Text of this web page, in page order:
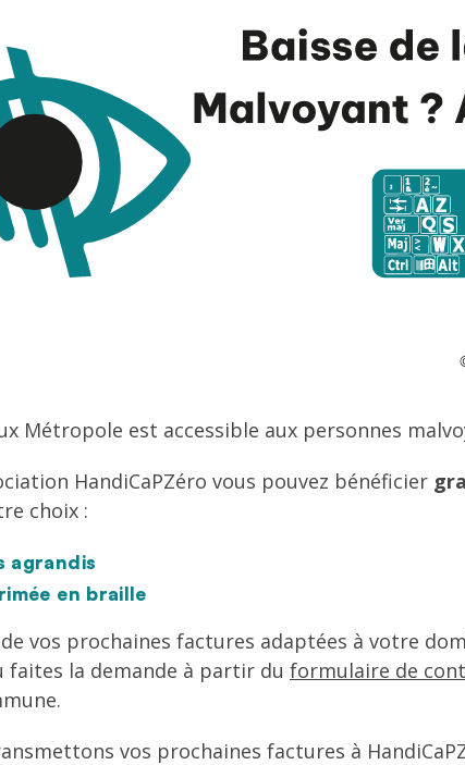
Métropole est accessible aux personnes
HandiCaPZéro vous pouvez bénéficier
choix :
agrandis
en braille
vos prochaines factures adaptées à votre
faites la demande à partir du formulaire de
vos prochaines factures à